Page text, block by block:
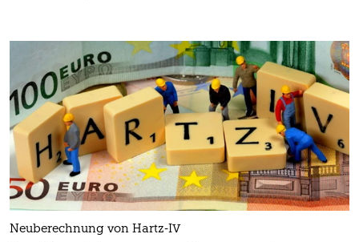
Neuberechnung von Hartz-IV